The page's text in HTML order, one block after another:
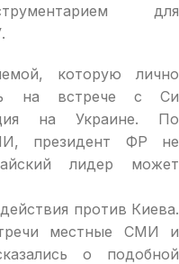
для
которую лично
на встрече с Си
на Украине. По
президент ФР не
лидер может
против Киева.
местные СМИ и
о подобной